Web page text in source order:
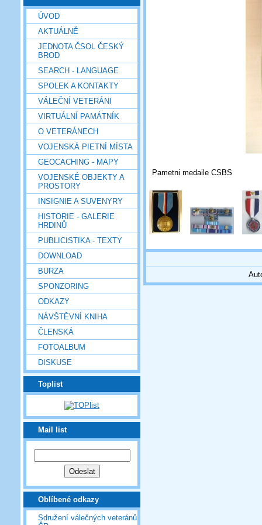
ÚVOD
AKTUÁLNĚ
JEDNOTA ČSOL ČESKÝ
BROD
SEARCH - LANGUAGE
SPOLEK A KONTAKTY
VÁLEČNÍ VETERÁNI
VIRTUÁLNÍ PAMÁTNÍK
O VETERÁNECH
VOJENSKÁ PIETNÍ MÍSTA
GEOCACHING - MAPY
VOJENSKÉ OBJEKTY A
PROSTORY
INSIGNIE A SUVENYRY
HISTORIE - GALERIE
HRDINŮ
PUBLICISTIKA - TEXTY
DOWNLOAD
BURZA
SPONZORING
ODKAZY
NÁVŠTĚVNÍ KNIHA
ČLENSKÁ
FOTOALBUM
DISKUSE
Toplist
Mail list
Oblíbené odkazy
Sdružení válečných veteránů
Pametni medaile CSBS